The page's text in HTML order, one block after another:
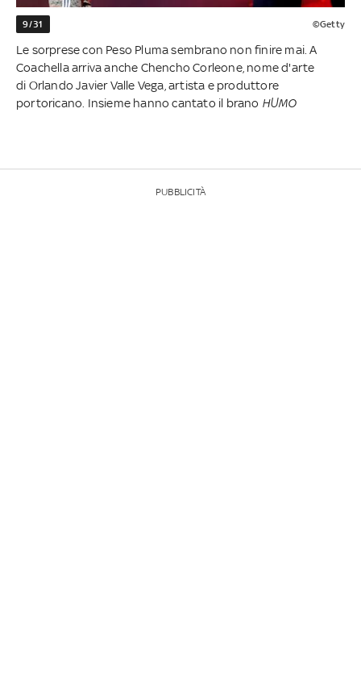
9/31 ©Getty
Le sorprese con Peso Pluma sembrano non finire mai. A
Coachella arriva anche Chencho Corleone, nome d'arte
di Orlando Javier Valle Vega, artista e produttore
portoricano. Insieme hanno cantato il brano HUMO
PUBBLICITÀ